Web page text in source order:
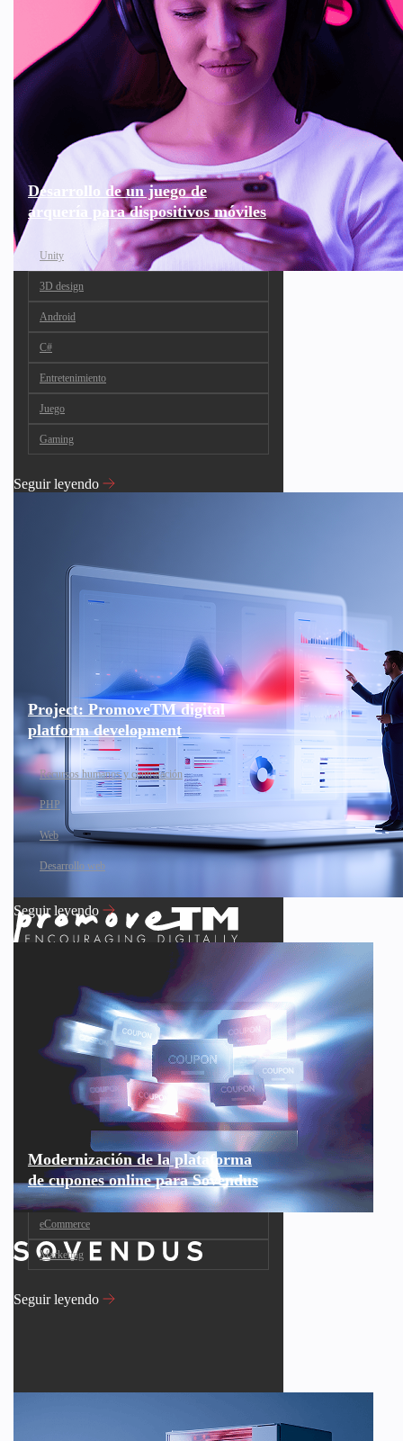
Desarrollo de un juego de
arquería para dispositivos móviles
Unity
3D design
Android
C#
Entretenimiento
Juego
Gaming
Seguir leyendo
Project: PromoveTM digital
platform development
Recursos humanos y contratación
PHP
Web
Desarrollo web
Seguir leyendo
Modernización de la plataforma
de cupones online para Sovendus
eCommerce
Marketing
Seguir leyendo